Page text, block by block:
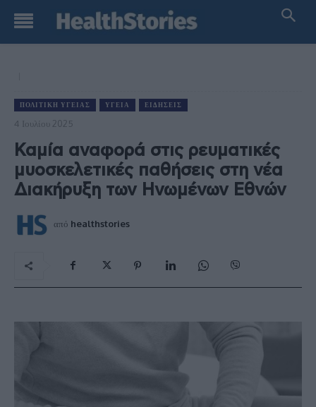
ΠΟΛΙΤΙΚΉ ΥΓΕΊΑΣ ΥΓΕΊΑ ΕΙΔΉΣΕΙΣ
4 Ιουλίου 2025
Καμία αναφορά στις ρευματικές
μυοσκελετικές παθήσεις στη νέα
Διακήρυξη των Ηνωμένων Εθνών
από healthstories